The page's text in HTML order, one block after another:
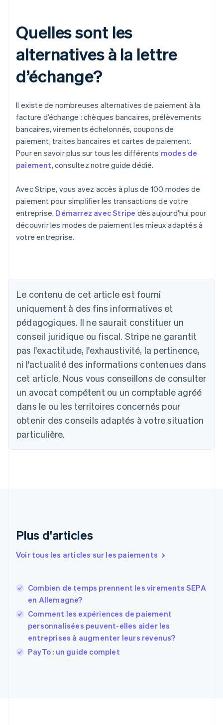
Quelles sont les
alternatives à la lettre
d’échange?
Il existe de nombreuses alternatives de paiement à la
facture d’échange : chèques bancaires, prélèvements
bancaires, virements échelonnés, coupons de
paiement, traites bancaires et cartes de paiement.
Pour en savoir plus sur tous les différents modes de
paiement, consultez notre guide dédié.
Avec Stripe, vous avez accès à plus de 100 modes de
paiement pour simplifier les transactions de votre
entreprise. Démarrez avec Stripe dès aujourd'hui pour
découvrir les modes de paiement les mieux adaptés à
votre entreprise.
Le contenu de cet article est fourni
uniquement à des fins informatives et
pédagogiques. Il ne saurait constituer un
conseil juridique ou fiscal. Stripe ne garantit
pas l'exactitude, l'exhaustivité, la pertinence,
ni l'actualité des informations contenues dans
cet article. Nous vous conseillons de consulter
un avocat compétent ou un comptable agréé
dans le ou les territoires concernés pour
obtenir des conseils adaptés à votre situation
particulière.
Plus d'articles
Voir tous les articles sur les paiements
Combien de temps prennent les virements SEPA
en Allemagne?
Comment les expériences de paiement
personnalisées peuvent-elles aider les
entreprises à augmenter leurs revenus?
PayTo : un guide complet
DeutschEnglish
Australie
English
Autriche
DeutschEnglish
Belgique
Nederlands Français DeutschEnglish
Brésil
Português English
Bulgarie
English
Canada
Chine continentale
简体中文English
Español English
English
Finlande
EnglishSvenska
FrançaisEnglish
Gibraltar
English
Grèce
English